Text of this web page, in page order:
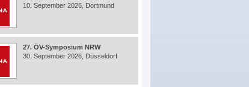
10. September 2026, Dortmund
27. ÖV-Symposium NRW
30. September 2026, Düsseldorf